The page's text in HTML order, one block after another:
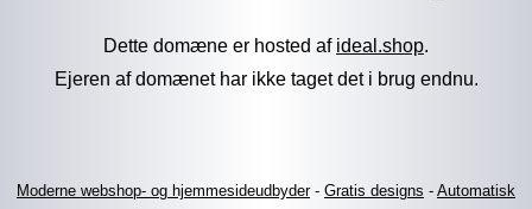
Dette domæne er hosted af ideal.shop.
Ejeren af domænet har ikke taget det i brug endnu.
Moderne webshop- og hjemmesideudbyder- Gratis designs - Automatisk